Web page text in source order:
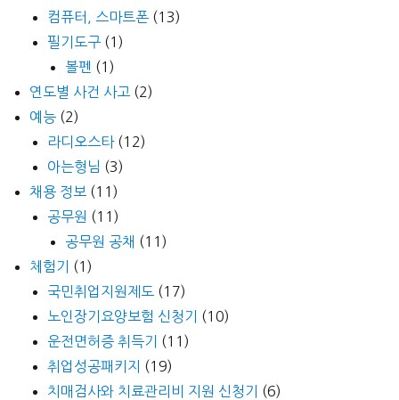
컴퓨터, 스마트폰 (13)
필기도구 (1)
볼펜 (1)
연도별 사건 사고 (2)
예능 (2)
라디오스타(12)
아는형님 (3)
채용 정보 (11)
공무원 (11)
공무원 공채 (11)
체험기
(1)
국민취업지원제도 (17)
노인장기요양보험 신청기
(10)
운전면허증 취득기
(11)
취업성공패키지
(19)
치매검사와 치료관리비 지원 신청기
(6)